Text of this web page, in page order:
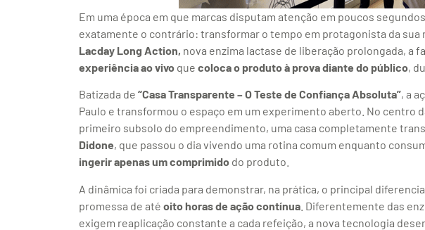
Em uma época em que marcas disputam atenção em poucos
exatamente o contrário: transformar o tempo em protagonista da sua
Lacday Long Action, nova enzima lactase de liberação prolongada, a
experiência ao vivo que coloca o produto à prova diante do público,
Batizada de “Casa Transparente – O Teste de Confiança Absoluta”, a
Paulo e transformou o espaço em um experimento aberto. No centro
primeiro subsolo do empreendimento, uma casa completamente
Didone, que passou o dia vivendo uma rotina comum enquanto
ingerir apenas um comprimido do produto.
A dinâmica foi criada para demonstrar, na prática, o principal
promessa de até oito horas de ação contínua . Diferentemente das
exigem reaplicação constante a cada refeição, a nova tecnologia